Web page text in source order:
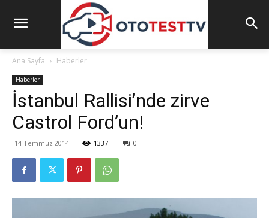
Ana Sayfa Haberler
Haberler
İstanbul Rallisi’nde zirve
Castrol Ford’un!
14 Temmuz 2014 1337 0